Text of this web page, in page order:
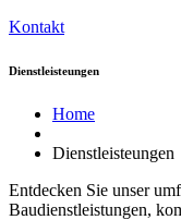
Kontakt
Dienstleisteungen
Home
Dienstleisteungen
Entdecken Sie unser
Baudienstleistungen,